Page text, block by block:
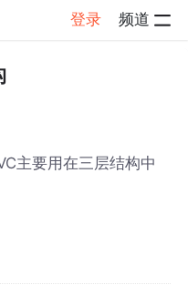
登录 频道
详情
主要用在三层结构中